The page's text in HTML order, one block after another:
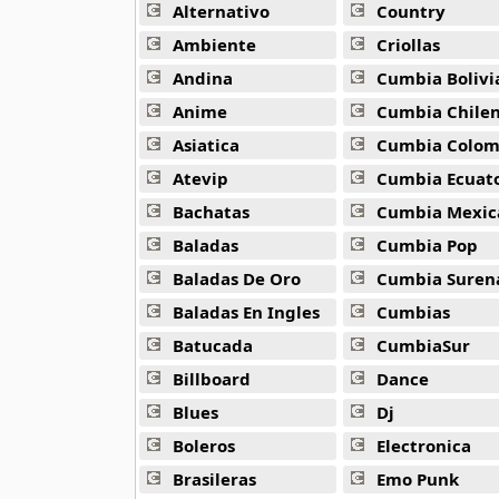
80s Ballads
48 músicas online
80s Pop Rock
50 músicas online
90s Acoustic Hits
39 músicas online
90s Latin Music
50 músicas online
90s Party Hits
58 músicas online
90s Pop Rock
50 músicas online
Alternativo
Ambiente
Andina
Anime
Asiatica
Atevip
Bachatas
Baladas
Baladas De Oro
Baladas En Ingles
Batucada
Billboard
Blues
Boleros
Brasileras
Country
Criollas
Cumbia
Cumbia
Cumbia
Cumbia
Cumbia
Cumbia Pop
Cumbia
Cumbias
CumbiaSur
Dance
Dj
Electronica
Emo Punk